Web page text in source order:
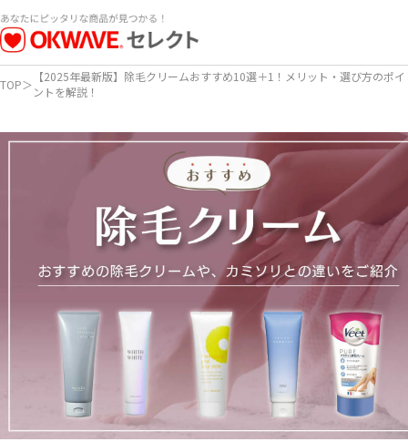
TOP＞ 【2025年最新版】除毛クリームおすすめ10選＋1！メリット・選び方のポイ
ントを解説！